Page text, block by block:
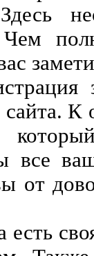
Здесь
Чем
К
все
от